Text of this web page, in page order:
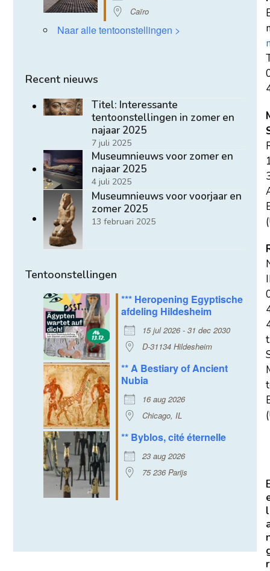
Caïro
Naar alle tentoonstellingen >
Recent nieuws
Titel: Interessante
tentoonstellingen in zomer en
najaar 2025
7 juli 2025
Museumnieuws voor zomer en
najaar 2025
4 juli 2025
Museumnieuws voor voorjaar en
zomer 2025
13 februari 2025
Tentoonstellingen
*** Heropening Egyptische
afdeling Hildesheim
15 jul 2026 - 31 dec 2030
D-31134 Hildesheim
** A Bestiary of Ancient
Nubia
16 aug 2026
Chicago, IL
** Byblos, cité éternelle
23 aug 2026
75 236 Parijs
l
r